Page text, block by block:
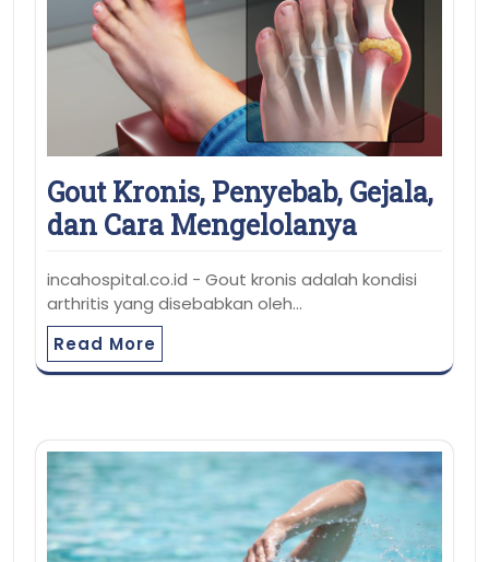
Gout Kronis, Penyebab, Gejala,
dan Cara Mengelolanya
incahospital.co.id - Gout kronis adalah kondisi
arthritis yang disebabkan oleh…
Read More